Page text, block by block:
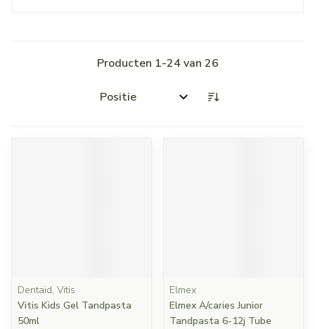
Producten 1-24van 26
Sorteer op:
Dentaid, Vitis
Vitis Kids Gel Tandpasta
50ml
Elmex
Elmex A/caries Junior
Tandpasta 6-12j Tube